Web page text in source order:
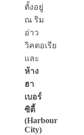
ตั้งอยู่
ณ ริม
อ่าว
วิคตอเรีย
และ
ห้าง
ฮา
เบอร์
ซิตี้
(Harbour
City)